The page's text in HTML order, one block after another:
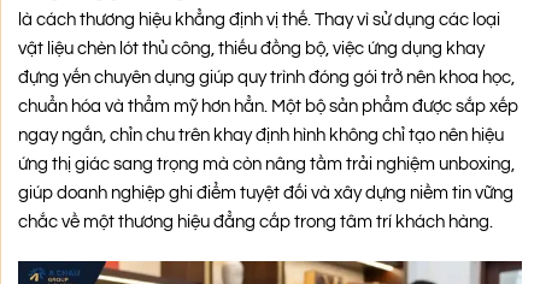
là cách thương hiệu khẳng định vị thế. Thay vì sử dụng các loại
vật liệu chèn lót thủ công, thiếu đồng bộ, việc ứng dụng khay
đựng yến chuyên dụng giúp quy trình đóng gói trở nên khoa học,
chuẩn hóa và thẩm mỹ hơn hẳn. Một bộ sản phẩm được sắp xếp
ngay ngắn, chỉn chu trên khay định hình không chỉ tạo nên hiệu
ứng thị giác sang trọng mà còn nâng tầm trải nghiệm unboxing,
giúp doanh nghiệp ghi điểm tuyệt đối và xây dựng niềm tin vững
chắc về một thương hiệu đẳng cấp trong tâm trí khách hàng.